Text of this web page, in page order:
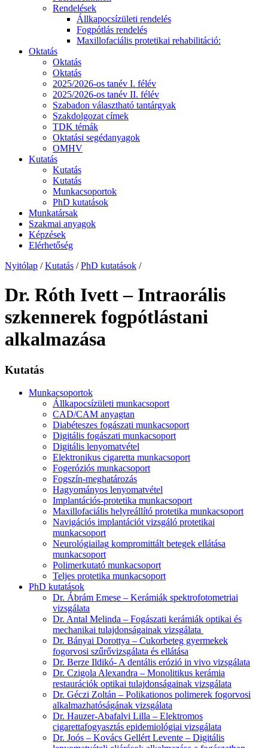
Rendelések
Állkapocsízületi rendelés
Fogpótlás rendelés
Maxillofaciális protetikai rehabilitáció:
Oktatás
Oktatás
Oktatás
2025/2026-os tanév I. félév
2025/2026-os tanév II. félév
Szabadon választható tantárgyak
Szakdolgozat címek
TDK témák
Oktatási segédanyagok
OMHV
Kutatás
Kutatás
Kutatás
Munkacsoportok
PhD kutatások
Munkatársak
Szakmai anyagok
Képzések
Elérhetőség
Nyitólap / Kutatás / PhD kutatások /
Dr. Róth Ivett – Intraorális
szkennerek fogpótlástani
alkalmazása
Kutatás
Munkacsoportok
Állkapocsízületi munkacsoport
CAD/CAM anyagtan
Diabéteszes fogászati munkacsoport
Digitális fogászati munkacsoport
Digitális lenyomatvétel
Elektronikus cigaretta munkacsoport
Fogeróziós munkacsoport
Fogszín-meghatározás
Hagyományos lenyomatvétel
Implantációs-protetika munkacsoport
Maxillofaciális helyreállító protetika munkacsoport
Navigációs implantációt vizsgáló protetikai
munkacsoport
Neurológiailag kompromittált betegek ellátása
munkacsoport
Polimerkutató munkacsoport
Teljes protetika munkacsoport
PhD kutatások
Dr. Ábrám Emese – Kerámiák spektrofotometriai
vizsgálata
Dr. Antal Melinda – Fogászati kerámiák optikai és
mechanikai tulajdonságainak vizsgálata
Dr. Bányai Dorottya – Cukorbeteg gyermekek
fogorvosi szűrővizsgálata és ellátása
Dr. Berze Ildikó- A dentális erózió in vivo vizsgálata
Dr. Czigola Alexandra – Monolitikus kerámia
restaurációk optikai tulajdonságainak vizsgálata
Dr. Géczi Zoltán – Polikationos polimerek fogorvosi
alkalmazhatóságának vizsgálata
Dr. Hauzer-Abafalvi Lilla – Elektromos
cigarettafogyasztás epidemiológiai vizsgálata
Dr. Joós – Kovács Gellért Levente – Digitális